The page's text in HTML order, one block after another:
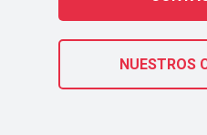
NUESTROS